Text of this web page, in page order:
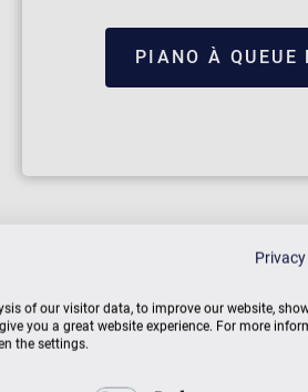
PIANO À QUEUE
of our visitor data, to improve our website,
you a great website experience. For more
the settings.